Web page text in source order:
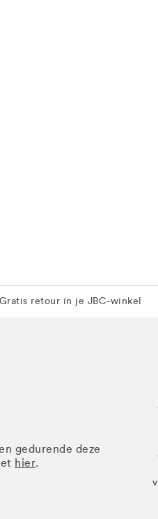
Gratis thuis vanaf 50 euro
Gratis retour in je JBC-winkel
gedurende deze
hier.